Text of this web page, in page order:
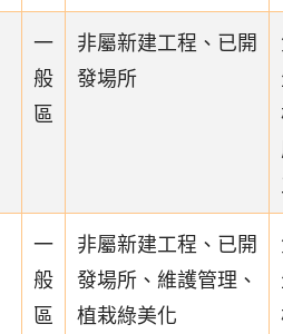
一
般
區
非屬新建工程、已開
發場所
一
般
區
非屬新建工程、已開
發場所、維護管理、
植栽綠美化